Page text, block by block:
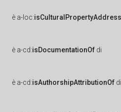
è a-loc:
è a-cd:isDocumentationOf di
è a-cd:isAuthorshipAttributionOf di